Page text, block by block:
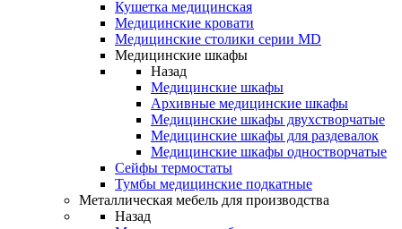
Кушетка медицинская
Медицинские кровати
Медицинские столики серии MD
Медицинские шкафы
Назад
Медицинские шкафы
Архивные медицинские шкафы
Медицинские шкафы двухстворчатые
Медицинские шкафы для раздевалок
Медицинские шкафы одностворчатые
Сейфы термостаты
Тумбы медицинские подкатные
Металлическая мебель для производства
Назад